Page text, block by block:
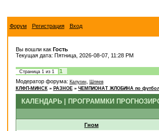
Форум Регистрация Вход
Вы вошли как Гость
Текущая дата: Пятница, 2026-08-07, 11:28 PM
Страница 1из 1
1
Модератор форума: Калугин,
Шляев
КЛФП-МИНСК » РАЗНОЕ » ЧЕМПИОНАТ ЖЛОБИНА по
КАЛЕНДАРЬ | ПРОГРАММКИ
Гном